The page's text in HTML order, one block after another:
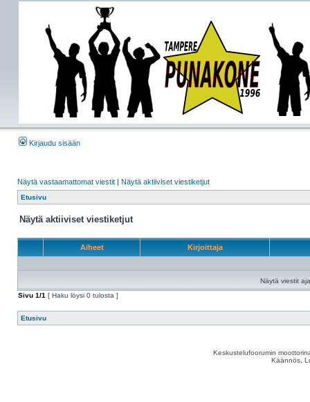
Kirjaudu sisään
Näytä vastaamattomat viestit | Näytä aktiiviset viestiketjut
Etusivu
Näytä aktiiviset viestiketjut
Aiheet Kirjoittaja
Näytä viestit
Sivu 1/1 [ Haku löysi 0 tulosta ]
Etusivu
Keskustelufoorumin
Käännös,